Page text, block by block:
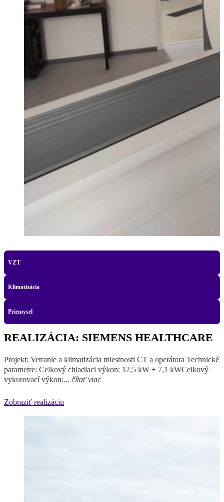
VZT
Klimatizácia
Priemysel
REALIZÁCIA: SIEMENS HEALTHCARE
Projekt: Vetranie a klimatizácia miestnosti CT a operátora Technické
parametre: Celkový chladiaci výkon: 12,5 kW + 7,1 kWCelkový
vykurovací výkon:... čítať viac
Zobraziť realizáciu